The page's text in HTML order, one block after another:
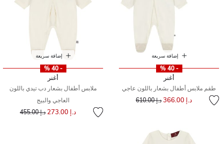
إضافة سريعة
- 40 %
أغنر
طقم ملابس أطفال بشعار باللون عاجي
د.إ 366.00 سعر مخفض مند.إ 610.00
إضافة سريعة
- 40 %
أغنر
ملابس أطفال بشعار دب تيدي باللون
العاجي والبيج
د.إ 273.00 سعر مخفض من
د.إ 455.00 إلى